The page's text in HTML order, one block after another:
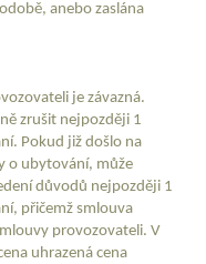
anebo zaslána
je závazná.
zrušit nejpozději 1
Pokud již došlo na
o ubytování, může
důvodů nejpozději 1
přičemž smlouva
provozovateli. V
uhrazená cena